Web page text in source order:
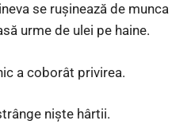
se rușinează de munca
urme de ulei pe haine.
a coborât privirea.
niște hârtii.